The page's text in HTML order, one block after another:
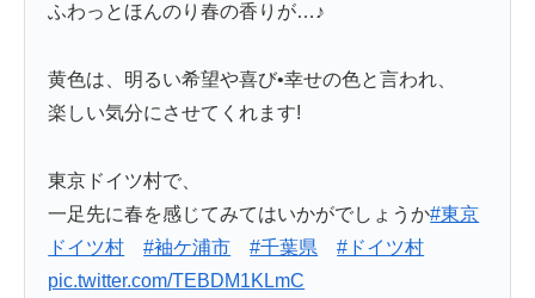
ふわっとほんのり春の香りが…♪
黄色は、明るい希望や喜び•幸せの色と言われ、
楽しい気分にさせてくれます!
東京ドイツ村で、
一足先に春を感じてみてはいかがでしょうか#東京
ドイツ村
#袖ケ浦市 #千葉県
#ドイツ村
pic.twitter.com/TEBDM1KLmC